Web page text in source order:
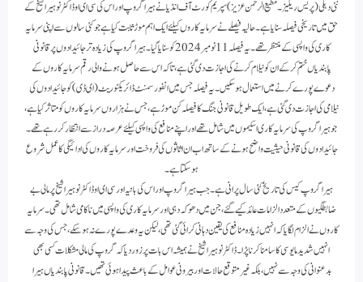
نئی دہلی (پریس ریلیز۔ مطیع الرحمن عزیز) سپریم کورٹ آف انڈیا نے ہیرا گروپ اور اس کی سی ای او ڈاکٹر نوہیرا شیخ کے
حق میں تاریخی فیصلہ سنایاہے۔ حالیہ فیصلے نے سرمایہ کاروں کیلئے ایک اہم موڑ ثابت کیا ہے جو کئی سالوں سے اپنی سرمایہ
کاری کی واپسی کے منتظر تھے۔ یہ فیصلہ 11 نومبر 2024 کو سنایا گیا۔ ہیرا گروپ کی زیادہ تر جائیدادوں پر قانونی
پابندیاں ختم کر کے ان کو نیلام کرنے کی اجازت دی گئی ہے، تاکہ اس سے حاصل ہونے والی رقم سرمایہ کاروں کے
دعوے پورے کرنے میں استعمال ہو سکیں۔یہ فیصلہ جس میں انفورسمنٹ ڈائریکٹوریٹ (ای ڈی) کو جائیدادوں کی
نیلامی کی اجازت دی گئی ہے، ایک طویل قانونی جنگ کا فیصلہ کن موڑ ہے، جس نے ہزاروں سرمایہ کاروں کو متاثر کیا ہے،
جو ہیراگروپ کی سرمایہ کاری اسکیموں میں شامل تھے اور اپنے منافع کی واپسی کیلئے عرصہ دراز سے انتظار کر رہے تھے۔
جائیدادوں کی قانونی حیثیت واضح ہونے کے ساتھ اب ان اثاثوں کی فروخت اور سرمایہ کاروں کی ادائیگی کا عمل شروع
ہو سکتا ہے۔
ہیرا گروپ کیس کی تاریخ کئی سال پرانی ہے۔ جب ہیرا گروپ اور اس کی بانیہ اور سی ای او ڈاکٹر نوہیرا شیخ پر مالی بے
ضابطگیوں کے متعدد الزامات عائد کیے گئے ، جن میں دھوکہ دہی اور سرمایہ کاری کی واپسی میں ناکامی شامل تھی۔ سرمایہ
کاروں نے الزام لگایا کہ انہیں زیادہ منافع کی یقین دہانی کرائی گئی تھی، لیکن یہ وعدے پورے نہ ہو سکے، جس کی وجہ سے
انہیں شدید مایوسی کا سامنا کرنا پڑا۔ڈاکٹر نوہیرا شیخ نے ہمیشہ اس بات پر زور دیا کہ گروپ کی مالی مشکلات کسی بھی
بدعنوانی کی وجہ سے نہیں، بلکہ غیر متوقع حالات اور بیرونی عوامل کے باعث پیدا ہوئی تھیں۔ قانونی پابندیاں ہیرا